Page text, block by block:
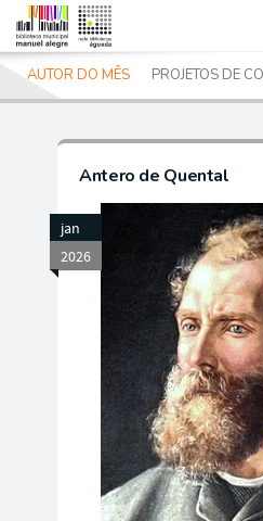
AUTOR DO MÊS PROJETOS DE
Antero de Quental
jan
2026